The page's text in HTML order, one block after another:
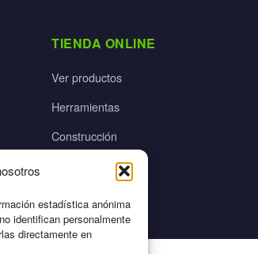
estadística anónima
identifican personalmente
directamente en
TIENDA ONLINE
Ver productos
Herramientas
Construcción